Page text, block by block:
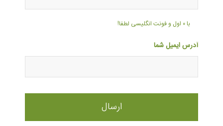
با ۰ اول و فونت انگلیسی لطفا!
آدرس ایمیل شما